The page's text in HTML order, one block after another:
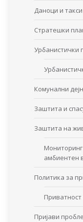
Даноци и такси
Стратешки
Урбанистички
Комунални
Заштита и
Заштита на
амбиентен
Политика за
Пријави